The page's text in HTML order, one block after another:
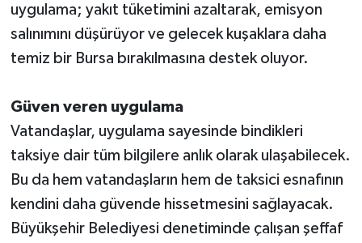
uygulama; yakıt tüketimini azaltarak, emisyon
salınımını düşürüyor ve gelecek kuşaklara daha
temiz bir Bursa bırakılmasına destek oluyor.
Güven veren uygulama
Vatandaşlar, uygulama sayesinde bindikleri
taksiye dair tüm bilgilere anlık olarak ulaşabilecek.
Bu da hem vatandaşların hem de taksici esnafının
kendini daha güvende hissetmesini sağlayacak.
Büyükşehir Belediyesi denetiminde çalışan şeffaf